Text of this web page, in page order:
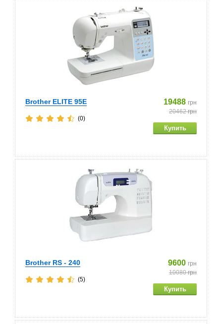
Brother ELITE 95E 19488 грн
20462грн
(0)
Brother RS - 240 9600 грн
10080грн
(5)